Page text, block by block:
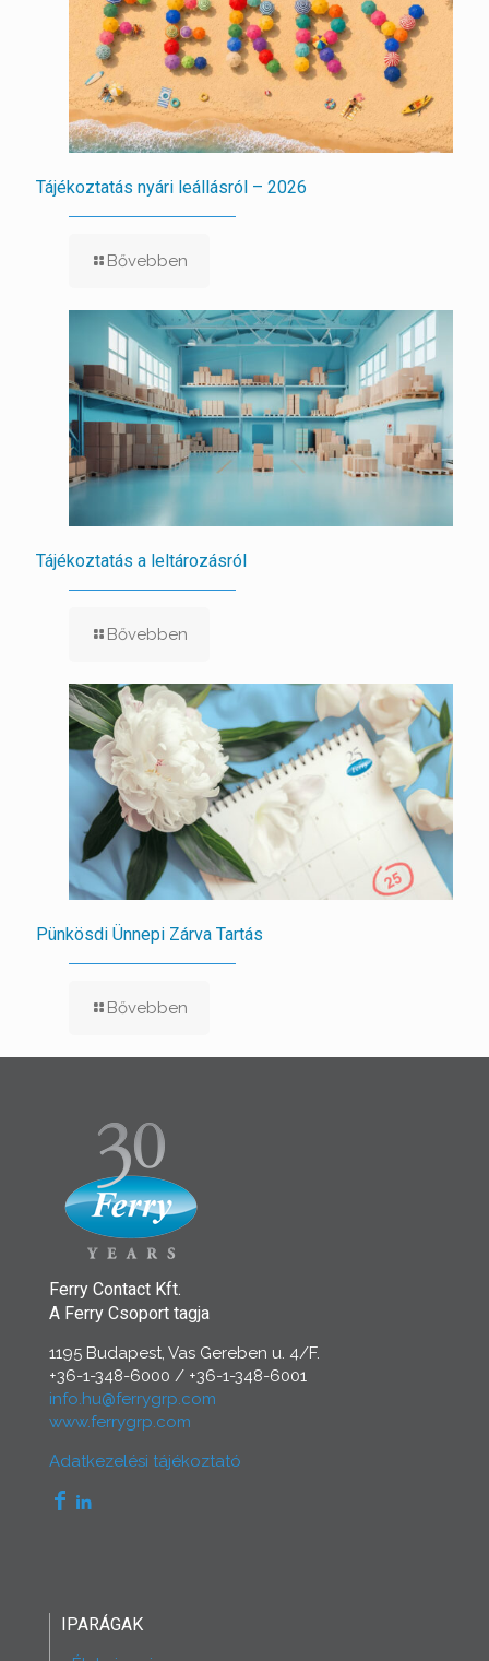
Tájékoztatás nyári leállásról – 2026
Bővebben
Tájékoztatás a leltározásról
Bővebben
Pünkösdi Ünnepi Zárva Tartás
Bővebben
Ferry Contact Kft.
A Ferry Csoport tagja
1195 Budapest, Vas Gereben u. 4/F.
+36-1-348-6000 / +36-1-348-6001
info.hu@ferrygrp.com
www.ferrygrp.com
Adatkezelési tájékoztató
IPARÁGAK